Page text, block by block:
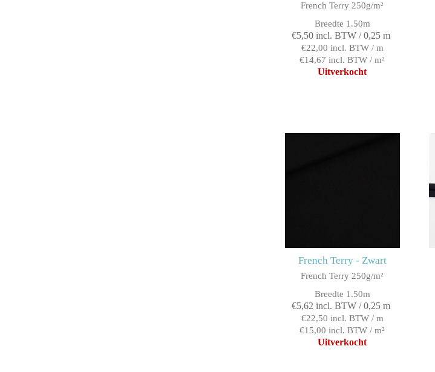
French Terry 250g/m²
Breedte 1.50m
€5,50 incl. BTW / 0,25 m
€22,00 incl. BTW / m
€14,67 incl. BTW / m²
Uitverkocht
French Terry - Zwart
French Terry 250g/m²
Breedte 1.50m
€5,62 incl. BTW / 0,25 m
€22,50 incl. BTW / m
€15,00 incl. BTW / m²
Uitverkocht